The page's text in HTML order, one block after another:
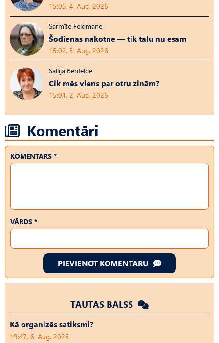
15:05, 4. Aug, 2026
Sarmīte Feldmane
Šodienas nākotne — tik tālu nu esam
15:02, 3. Aug, 2026
Sallija Benfelde
Cik mēs viens par otru zinām?
15:01, 2. Aug, 2026
Komentāri
KOMENTĀRS *
VĀRDS *
PIEVIENOT KOMENTĀRU
TAUTAS BALSS
Kā organizēs satiksmi?
19:47, 6. Aug, 2026